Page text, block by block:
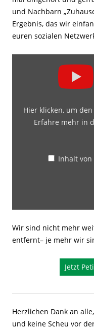
und Nachbarn
Ergebnis, das wir
euren sozialen
Hier klicken, um
Erfahre mehr in
Inhalt von
Wir sind nicht mehr
entfernt– je mehr wir
Jetzt
Herzlichen Dank an
und keine Scheu vor